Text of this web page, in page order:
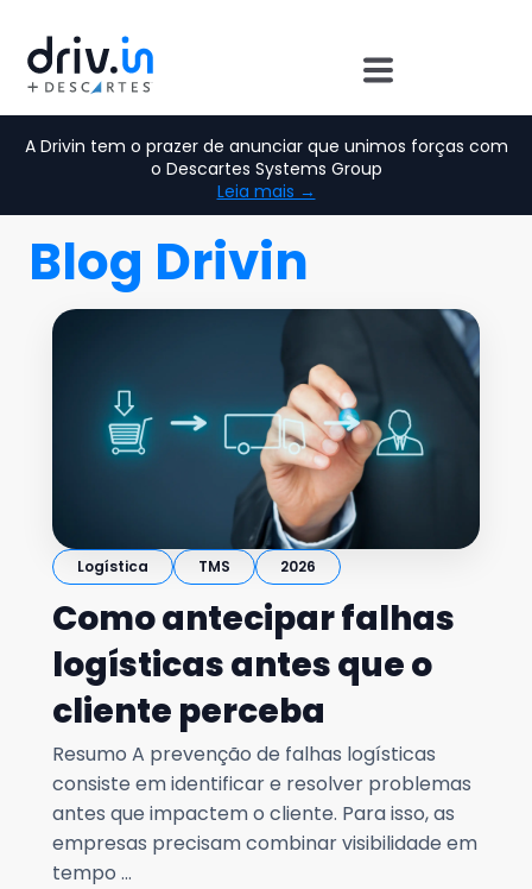
A Drivin tem o prazer de anunciar que unimos forças com
o Descartes Systems Group
Leia mais →
Blog Drivin
Logística TMS 2026
Como antecipar falhas
logísticas antes que o
cliente perceba
Resumo A prevenção de falhas logísticas
consiste em identificar e resolver problemas
antes que impactem o cliente. Para isso, as
empresas precisam combinar visibilidade em
tempo ...